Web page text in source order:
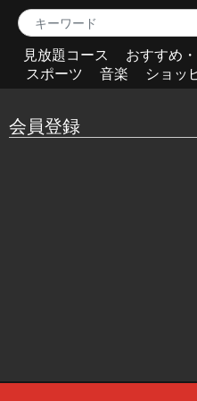
見放題コース
おすすめ
スポーツ
音楽 ショッ
会員登録